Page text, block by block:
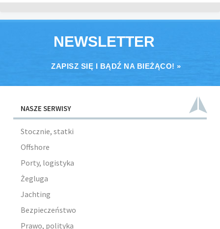
NEWSLETTER
ZAPISZ SIĘ I BĄDŹ NA BIEŻĄCO! »
NASZE SERWISY
Stocznie, statki
Offshore
Porty, logistyka
Żegluga
Jachting
Bezpieczeństwo
Prawo, polityka